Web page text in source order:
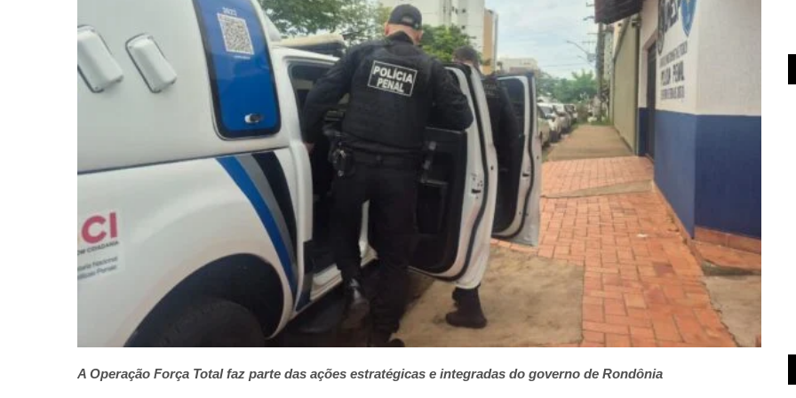
A Operação Força Total faz parte das ações estratégicas e integradas do governo de Rondônia